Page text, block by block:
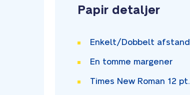
Papir detaljer
Enkelt/Dobbelt afstand
En tomme margener
Times New Roman 12 pt.